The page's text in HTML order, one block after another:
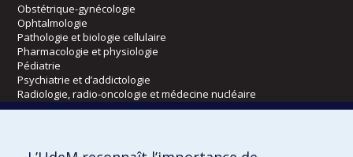
Obstétrique-gynécologie
Ophtalmologie
Pathologie et biologie cellulaire
Pharmacologie et physiologie
Pédiatrie
Psychiatrie et d’addictologie
Radiologie, radio-oncologie et médecine nucléaire